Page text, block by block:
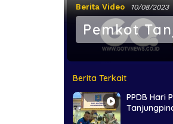
Berita Video 10/08/2023
Pemkot
Berita Terkait
PPDB Hari